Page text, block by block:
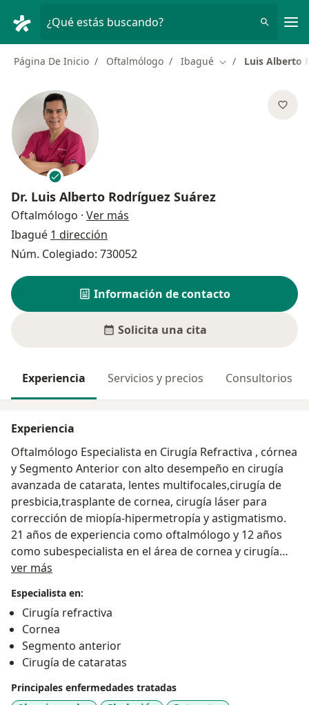
¿Qué estás buscando?
Página De Inicio Oftalmólogo Ibagué Cambiar de ciudad
Luis Alberto
Dr. Luis Alberto Rodríguez Suárez
Oftalmólogo · Ver más
Ibagué 1 dirección
Núm. Colegiado: 730052
Información de contacto
Solicita una cita
Experiencia Servicios y precios Consultorios
Experiencia
Oftalmólogo Especialista en Cirugía Refractiva , córnea
y Segmento Anterior con alto desempeño en cirugía
avanzada de catarata, lentes multifocales,cirugía de
presbicia,trasplante de cornea, cirugía láser para
corrección de miopía-hipermetropía y astigmatismo.
21 años de experiencia como oftalmólogo y 12 años
como subespecialista en el área de cornea y cirugía
refractiva
ver más
Especialista en:
Cirugía refractiva
Cornea
Segmento anterior
Cirugía de cataratas
Principales enfermedades tratadas